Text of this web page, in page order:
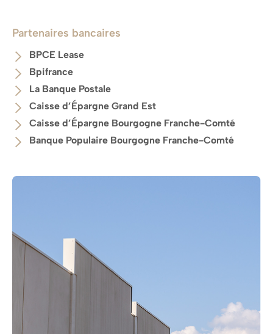
Partenaires bancaires
BPCE Lease
Bpifrance
La Banque Postale
Caisse d’Épargne Grand Est
Caisse d’Épargne Bourgogne Franche-Comté
Banque Populaire Bourgogne Franche-Comté